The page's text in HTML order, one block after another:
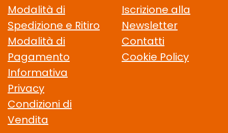
Modalità di
Spedizione e Ritiro
Modalità di
Pagamento
Informativa
Privacy
Condizioni di
Vendita
Iscrizione alla
Newsletter
Contatti
Cookie Policy